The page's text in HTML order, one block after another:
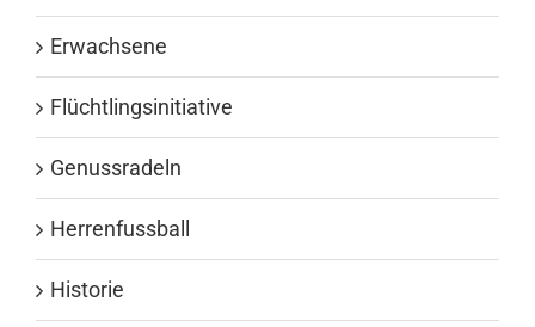
Erwachsene
Flüchtlingsinitiative
Genussradeln
Herrenfussball
Historie